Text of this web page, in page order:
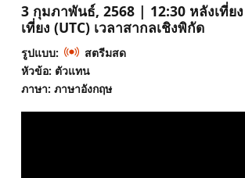
3 กุมภาพันธ์, 2568 | 12:30 หลังเที่ย
เที่ยง (UTC) เวลาสากลเชิงพิกัด
รูปแบบ:
สตรีมสด
หัวข้อ: ตัวแทน
ภาษา: ภาษาอังกฤษ